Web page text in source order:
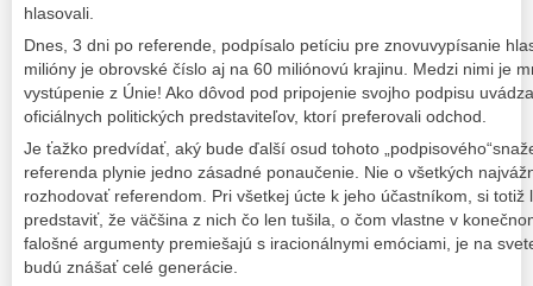
hlasovali.
Dnes, 3 dni po referende, podpísalo petíciu pre znovuvypísanie
milióny je obrovské číslo aj na 60 miliónovú krajinu. Medzi nimi je
vystúpenie z Únie! Ako dôvod pod pripojenie svojho podpisu
oficiálnych politických predstaviteľov, ktorí preferovali odchod.
Je ťažko predvídať, aký bude ďalší osud tohoto
referenda plynie jedno zásadné ponaučenie. Nie o všetkých
rozhodovať referendom. Pri všetkej úcte k jeho účastníkom, si totiž
predstaviť, že väčšina z nich čo len tušila, o čom vlastne v
falošné argumenty premiešajú s iracionálnymi emóciami, je na
budú znášať celé generácie.